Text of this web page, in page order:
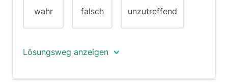
wahr falsch unzutreffend
Lösungsweg anzeigen